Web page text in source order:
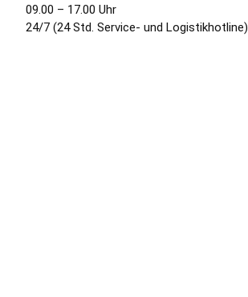
09.00 – 17.00 Uhr
24/7 (24 Std. Service- und Logistikhotline)